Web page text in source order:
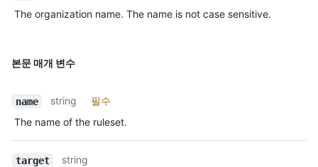
The organization name. The name is not case sensitive.
본문 매개 변수
name string
필수
The name of the ruleset.
target
string